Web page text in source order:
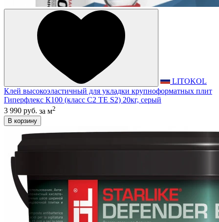
LITOKOL
Клей высокоэластичный для укладки крупноформатных плит
Гиперфлекс К100 (класс С2 TЕ S2) 20кг, серый
3 990 руб. за м2
В корзину